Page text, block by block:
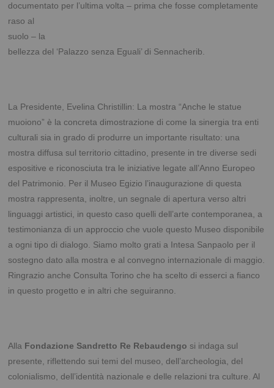
documentato per l’ultima volta – prima che fosse completamente
raso al
suolo – la
bellezza del ‘Palazzo senza Eguali’ di Sennacherib.
La Presidente, Evelina Christillin: La mostra “Anche le statue
muoiono” è la concreta dimostrazione di come la sinergia tra enti
culturali sia in grado di produrre un importante risultato: una
mostra diffusa sul territorio cittadino, presente in tre diverse sedi
espositive e riconosciuta tra le iniziative legate all’Anno Europeo
del Patrimonio. Per il Museo Egizio l’inaugurazione di questa
mostra rappresenta, inoltre, un segnale di apertura verso altri
linguaggi artistici, in questo caso quelli dell’arte contemporanea, a
testimonianza di un approccio che vuole questo Museo disponibile
a ogni tipo di dialogo. Siamo molto grati a Intesa Sanpaolo per il
sostegno dato alla mostra e al convegno internazionale di maggio.
Ringrazio anche Consulta Torino che ha scelto di esserci a fianco
in questo progetto e in altri che seguiranno.
Alla Fondazione Sandretto Re Rebaudengo si indaga sul
presente, riflettendo sui temi del museo, dell’archeologia, del
colonialismo, dell’identità nazionale e delle relazioni tra culture. Al